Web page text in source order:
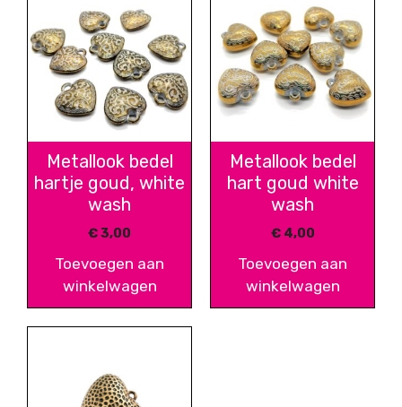
Metallook bedel
hartje goud, white
wash
€3,00
Toevoegen aan
winkelwagen
Metallook bedel
hart goud white
wash
€4,00
Toevoegen aan
winkelwagen